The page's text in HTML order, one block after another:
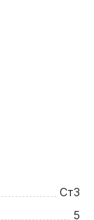
Ст3
5